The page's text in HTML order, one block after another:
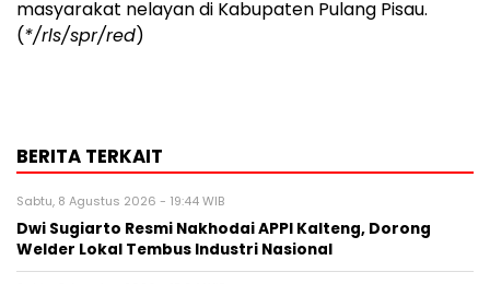
masyarakat nelayan di Kabupaten Pulang Pisau.
(*/rls/spr/red)
BERITA TERKAIT
Sabtu, 8 Agustus 2026 - 19:44 WIB
Dwi Sugiarto Resmi Nakhodai APPI Kalteng, Dorong
Welder Lokal Tembus Industri Nasional